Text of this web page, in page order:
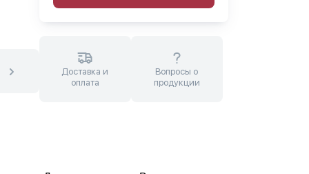
Доставка и
оплата
Вопросы о
продукции